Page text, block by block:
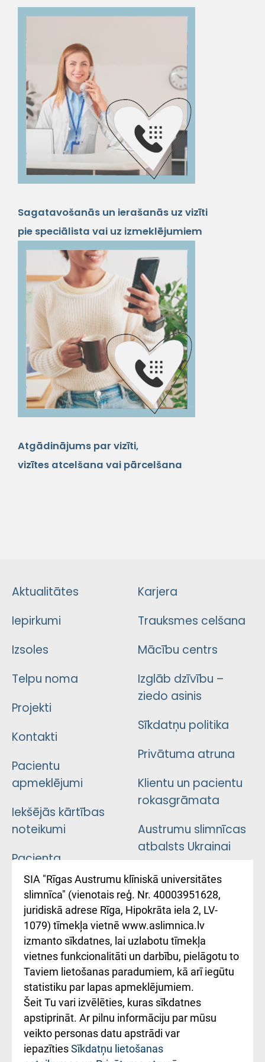
Sagatavošanās un ierašanās uz vizīti
pie speciālista vai uz izmeklējumiem
Atgādinājums par vizīti,
vizītes atcelšana vai pārcelšana
Aktualitātes
Iepirkumi
Izsoles
Telpu noma
Projekti
Kontakti
Pacientu
apmeklējumi
Iekšējās kārtības
noteikumi
Pacienta
atsauksmju/sūdzību
iesniegšanas
kārtība
Kā pie mums nokļūt
Rēķinu apmaksas
ceļvedis
Rekvizīti un
ārstniecības
iestādes kods
Karjera
Trauksmes celšana
Mācību centrs
Izglāb dzīvību –
ziedo asinis
Sīkdatņu politika
Privātuma atruna
Klientu un pacientu
rokasgrāmata
Austrumu slimnīcas
atbalsts Ukrainai
Підтримка Східної
лікарні та співпраця з
Україною
SIA "Rīgas Austrumu klīniskā universitātes
slimnīca" (vienotais reģ. Nr. 40003951628,
juridiskā adrese Rīga, Hipokrāta iela 2, LV-
1079) tīmekļa vietnē www.aslimnica.lv
izmanto sīkdatnes, lai uzlabotu tīmekļa
vietnes funkcionalitāti un darbību, pielāgotu to
Taviem lietošanas paradumiem, kā arī iegūtu
statistiku par lapas apmeklējumiem.
Šeit Tu vari izvēlēties, kuras sīkdatnes
apstiprināt. Ar pilnu informāciju par mūsu
veikto personas datu apstrādi var
iepazītiesSīkdatņu lietošanas